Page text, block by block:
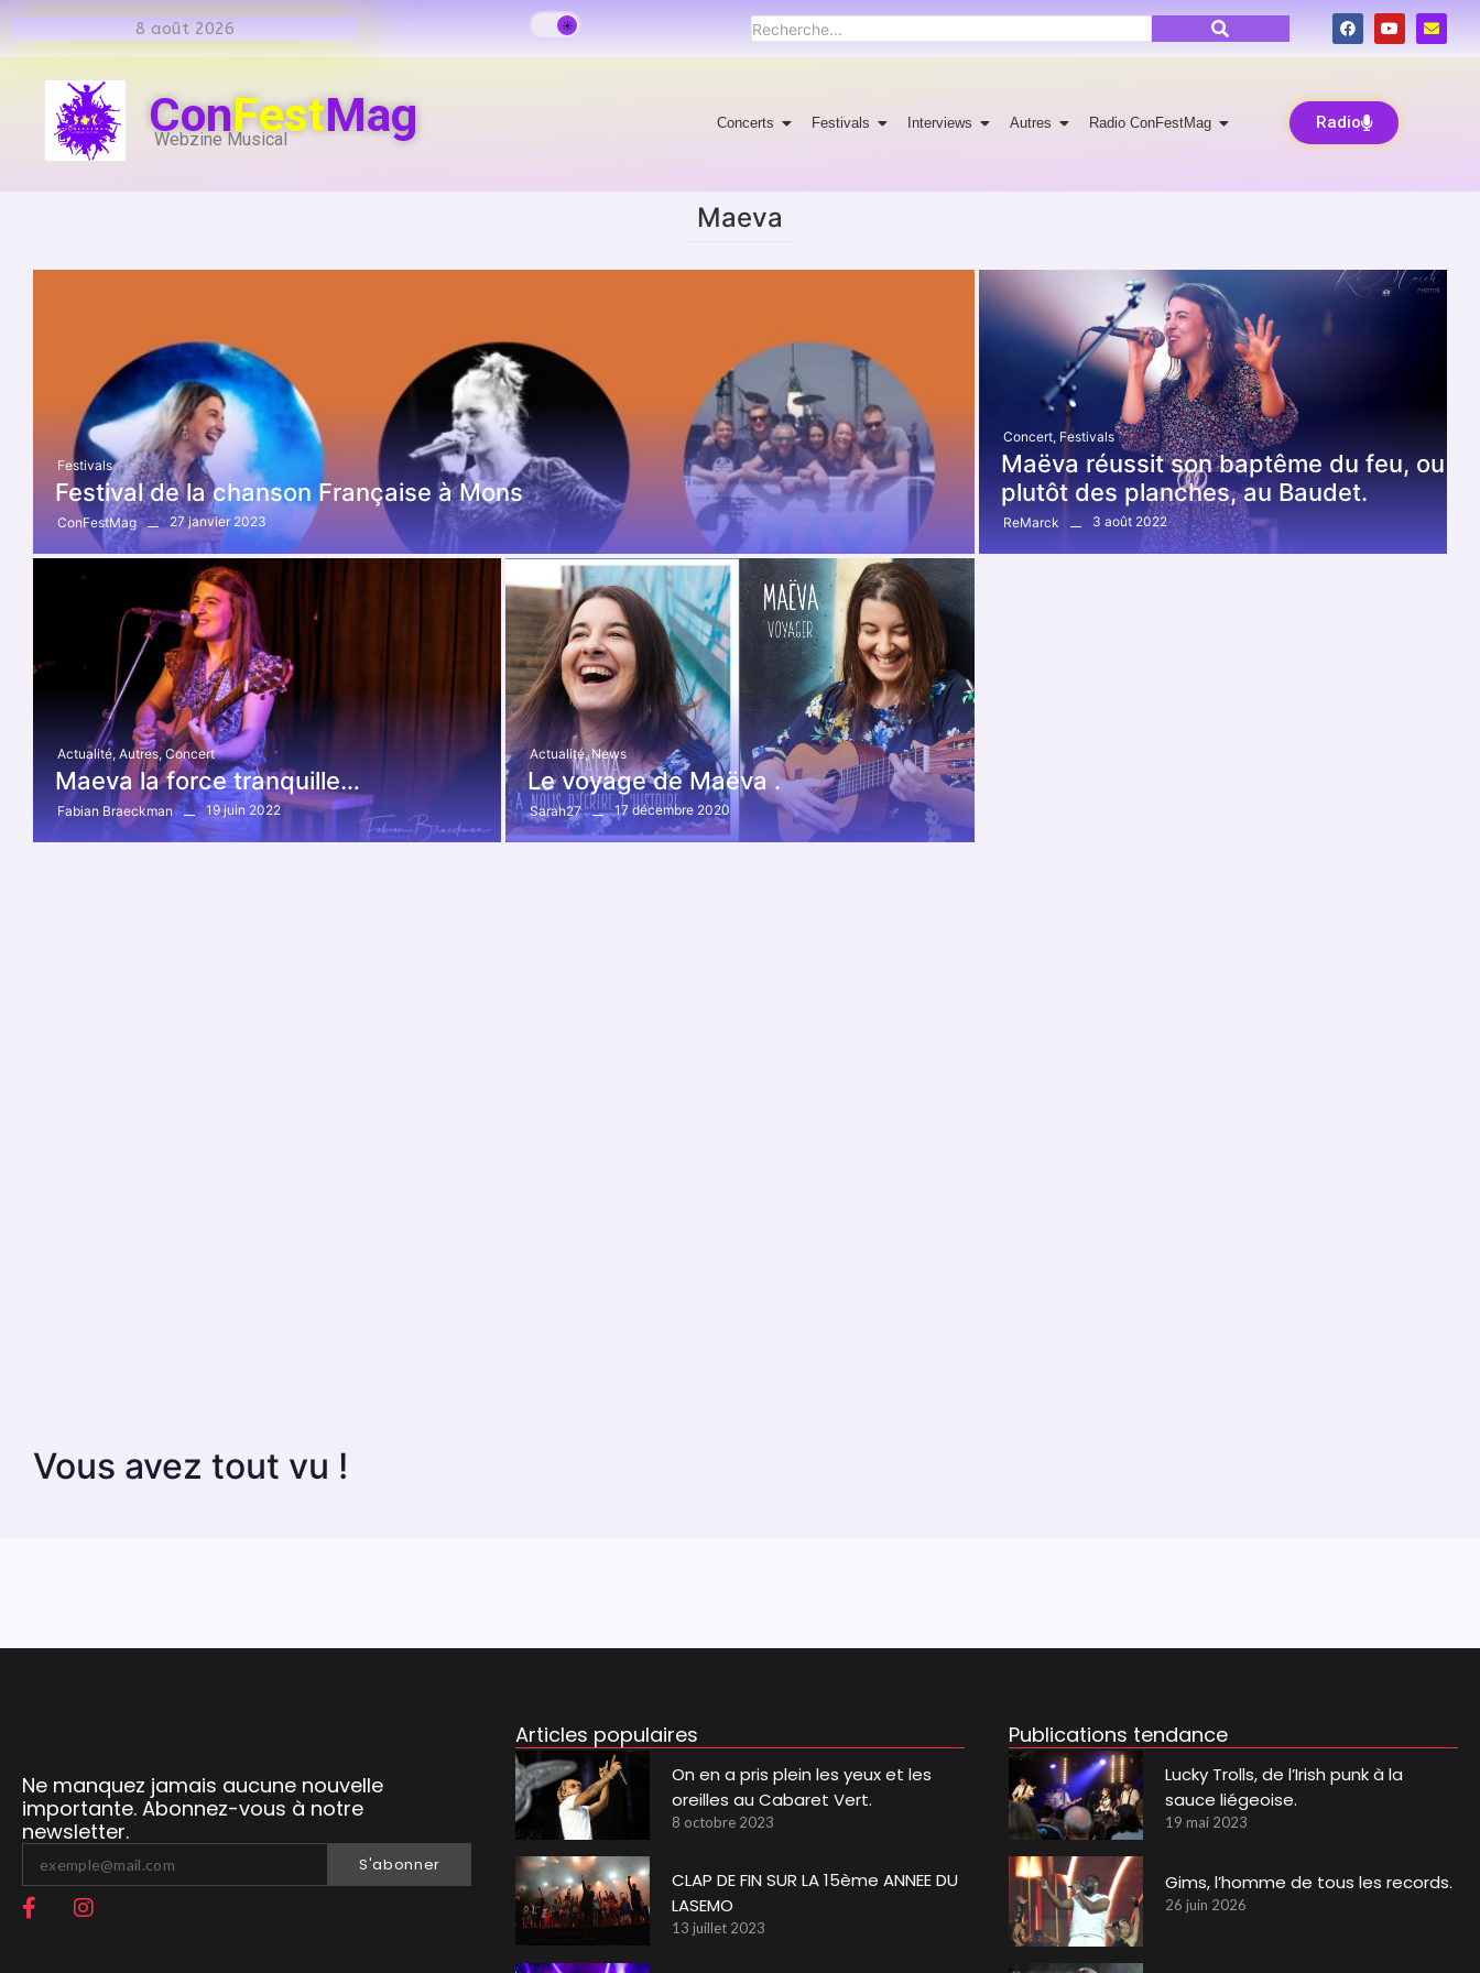
8 août 2026
ConFestMag
Webzine Musical
Concerts Festivals Interviews Autres Radio ConFestMag Radio
Maeva
Festivals
Festival de la chanson Française à Mons
ConFestMag 27 janvier 2023
Concert, Festivals
Maëva réussit son baptême du feu, ou
plutôt des planches, au Baudet.
ReMarck 3 août 2022
Actualité, Autres, Concert
Maeva la force tranquille…
Fabian Braeckman 19 juin 2022
Actualité, News
Le voyage de Maëva .
Sarah27 17 décembre 2020
Vous avez tout vu !
Ne manquez jamais aucune nouvelle
importante. Abonnez-vous à notre
newsletter.
S'abonner
Articles populaires
On en a pris plein les yeux et les
oreilles au Cabaret Vert.
8 octobre 2023
CLAP DE FIN SUR LA 15ème ANNEE DU
LASEMO
13 juillet 2023
Publications tendance
Lucky Trolls, de l’Irish punk à la
sauce liégeoise.
19 mai 2023
Gims, l’homme de tous les records.
26 juin 2026